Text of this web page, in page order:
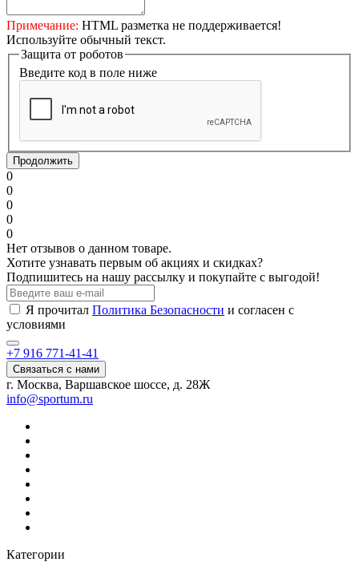
Примечание: HTML разметка не поддерживается!
Используйте обычный текст.
Защита от роботов
Введите код в поле ниже
Продолжить
0
0
0
0
0
Нет отзывов о данном товаре.
Хотите узнавать первым об акциях и скидках?
Подпишитесь на нашу рассылку и покупайте с выгодой!
Я прочитал Политика Безопасности и согласен с
условиями
+7 916 771-41-41
Связаться с нами
г. Москва, Варшавское шоссе, д. 28Ж
info@sportum.ru
Категории